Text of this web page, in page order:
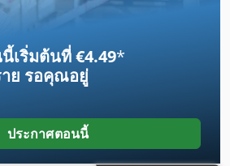
, ความเร็วแกนหมุน (นาที):
, ชุดยึดควิล: MK 4
กัด,
เริ่มต้นที่ €4.49*
ย รอคุณอยู่
ประกาศตอนนี้